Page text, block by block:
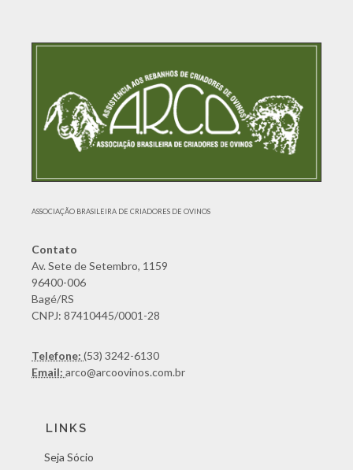
ASSOCIAÇÃO BRASILEIRA DE CRIADORES DE OVINOS
Contato
Av. Sete de Setembro, 1159
96400-006
Bagé/RS
CNPJ: 87410445/0001-28
Telefone: (53) 3242-6130
Email: arco@arcoovinos.com.br
LINKS
Seja Sócio